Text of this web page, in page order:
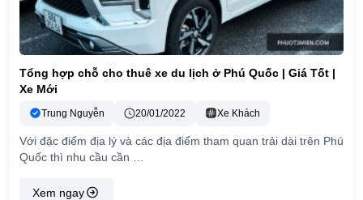
Tổng hợp chỗ cho thuê xe du lịch ở Phú Quốc | Giá Tốt |
Xe Mới
Trung Nguyễn 20/01/2022 Xe Khách
Với đặc điểm địa lý và các địa điểm tham quan trải dài trên Phú
Quốc thì nhu cầu cần …
Xem ngay